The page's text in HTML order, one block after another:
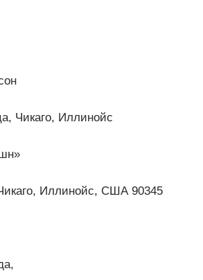
Чикаго, Иллинойс
Иллинойс, США 90345